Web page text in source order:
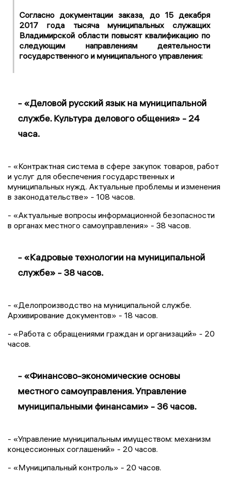
Согласно документации заказа, до 15 декабря
2017 года тысяча муниципальных служащих
Владимирской области повысят квалификацию по
следующим направлениям деятельности
государственного и муниципального управления:
- «Деловой русский язык на муниципальной
службе. Культура делового общения» - 24
часа.
- «Контрактная система в сфере закупок товаров, работ
и услуг для обеспечения государственных и
муниципальных нужд. Актуальные проблемы и изменения
в законодательстве» - 108 часов.
- «Актуальные вопросы информационной безопасности
в органах местного самоуправления» - 38 часов.
- «Кадровые технологии на муниципальной
службе» - 38 часов.
- «Делопроизводство на муниципальной службе.
Архивирование документов» - 18 часов.
- «Работа с обращениями граждан и организаций» - 20
часов.
- «Финансово-экономические основы
местного самоуправления. Управление
муниципальными финансами» - 36 часов.
- «Управление муниципальным имуществом: механизм
концессионных соглашений» - 20 часов.
- «Муниципальный контроль» - 20 часов.